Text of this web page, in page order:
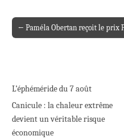
Post navigation
← Paméla Obertan reçoit le prix
L’éphéméride du 7 août
Canicule : la chaleur extrême
devient un véritable risque
économique